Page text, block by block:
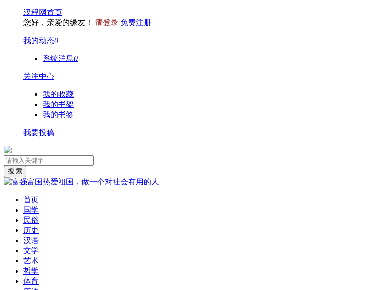
汉程网首页
您好，亲爱的缘友！ 请登录 免费注册
我的动态0
系统消息0
关注中心
我的收藏
我的书架
我的书签
我要投稿
首页
国学
民俗
历史
汉语
文学
艺术
哲学
体育